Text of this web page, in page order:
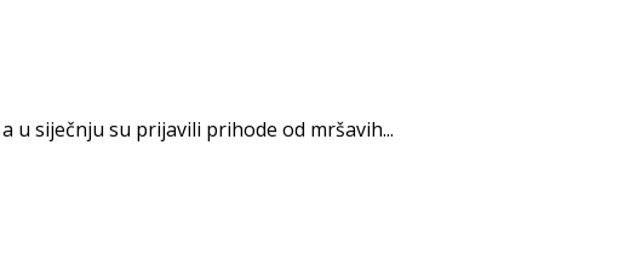
u siječnju su prijavili prihode od mršavih...